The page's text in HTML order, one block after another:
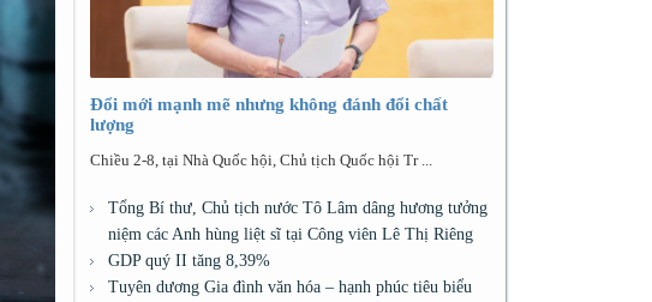
Đổi mới mạnh mẽ nhưng không đánh đổi chất
lượng
Chiều 2-8, tại Nhà Quốc hội, Chủ tịch Quốc hội Tr ...
Tổng Bí thư, Chủ tịch nước Tô Lâm dâng hương tưởng
niệm các Anh hùng liệt sĩ tại Công viên Lê Thị Riêng
GDP quý II tăng 8,39%
Tuyên dương Gia đình văn hóa – hạnh phúc tiêu biểu